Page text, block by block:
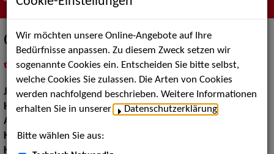
Carlo Sohn
als PDF speichern
inMeine Merklistelegen
Jahrgang:1987
Haarfarbe:schwarz
Augenfarbe:
Körpergröße:176 cm
Konfektionsgröße:50
Wir möchten unsere Online-Angebote auf Ihre
Bedürfnisse anpassen. Zu diesem Zweck setzen wir
sogenannte Cookies ein. Entscheiden Sie bitte selbst,
welche Cookies Sie zulassen. Die Arten von Cookies
werden nachfolgend beschrieben. Weitere Informationen
erhalten Sie in unserer
Datenschutzerklärung
Bitte wählen Sie aus: